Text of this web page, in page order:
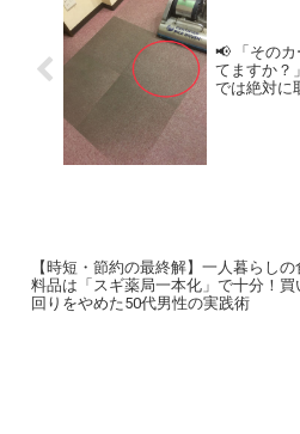
📢 「その
てますか？
では絶対に
【時短・節約の最終解】一人暮らしの
料品は「スギ薬局一本化」で十分！買
回りをやめた50代男性の実践術